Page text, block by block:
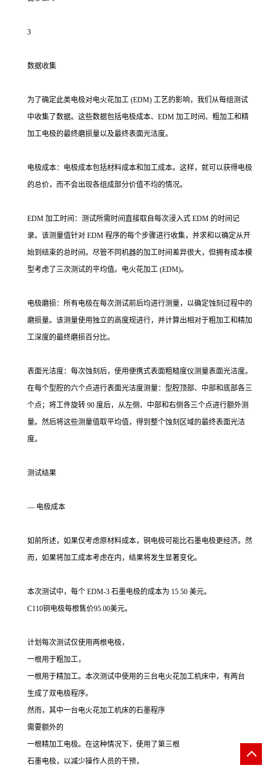
3
数据收集
为了确定此类电极对电火花加工 (EDM) 工艺的影响，我们从每组测试
中收集了数据。这些数据包括电极成本、EDM 加工时间、粗加工和精
加工电极的最终磨损量以及最终表面光洁度。
电极成本：电极成本包括材料成本和加工成本。这样，就可以获得电极
的总价，而不会出现各组成部分价值不均的情况。
EDM 加工时间：测试所需时间直接取自每次浸入式 EDM 的时间记
录。该测量值针对 EDM 程序的每个步骤进行收集，并求和以确定从开
始到结束的总时间。尽管不同机器的加工时间差异很大，但拥有成本模
型考虑了三次测试的平均值。电火花加工 (EDM)。
电极磨损：所有电极在每次测试前后均进行测量，以确定蚀刻过程中的
磨损量。该测量使用独立的高度规进行，并计算出相对于粗加工和精加
工深度的最终磨损百分比。
表面光洁度：每次蚀刻后，使用便携式表面粗糙度仪测量表面光洁度。
在每个型腔的六个点进行表面光洁度测量：型腔顶部、中部和底部各三
个点；将工件旋转 90 度后，从左侧、中部和右侧各三个点进行额外测
量。然后将这些测量值取平均值，得到整个蚀刻区域的最终表面光洁
度。
测试结果
— 电极成本
如前所述，如果仅考虑原材料成本，铜电极可能比石墨电极更经济。然
而，如果将加工成本考虑在内，结果将发生显著变化。
本次测试中，每个 EDM-3 石墨电极的成本为 15.50 美元。
C110铜电极每根售价95.00美元。
计划每次测试仅使用两根电极，
一根用于粗加工，
一根用于精加工。本次测试中使用的三台电火花加工机床中，有两台
生成了双电极程序。
然而，其中一台电火花加工机床的石墨程序
需要额外的
一根精加工电极。在这种情况下，使用了第三根
石墨电极，以减少操作人员的干预，